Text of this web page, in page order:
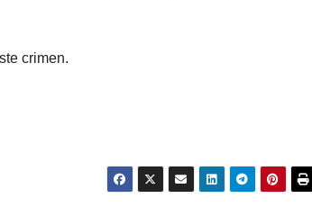
crimen.